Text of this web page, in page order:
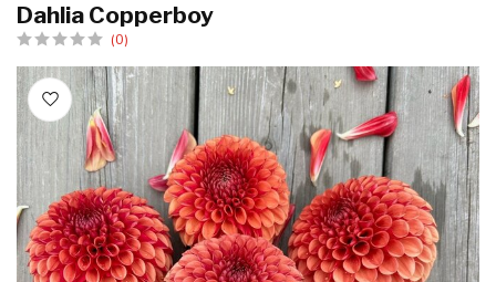
Dahlia Copperboy
(0)